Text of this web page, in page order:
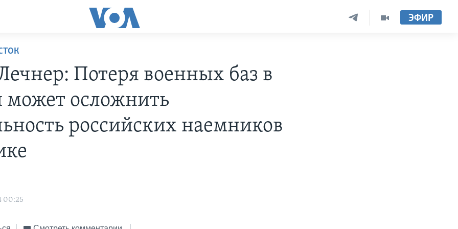
ЭФИР
Потеря военных баз в
может осложнить
российских наемников
00:25